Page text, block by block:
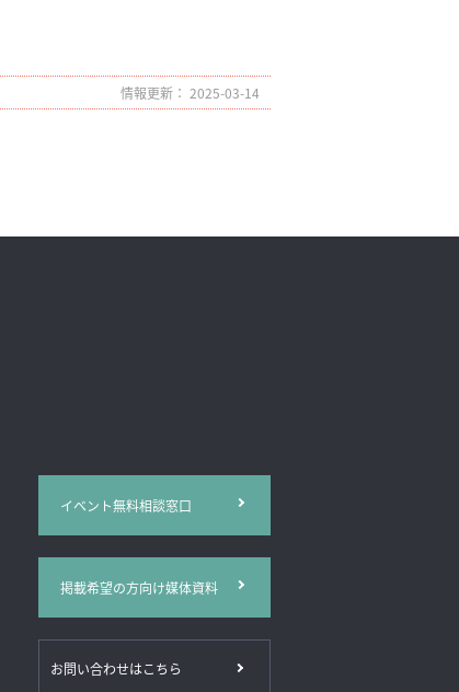
情報更新： 2025-03-14
イベント無料相談窓口
掲載希望の方向け媒体資料
お問い合わせはこちら